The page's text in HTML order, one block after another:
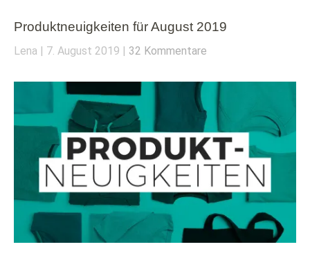
Produktneuigkeiten für August 2019
Lena 7. August 2019 32 Kommentare